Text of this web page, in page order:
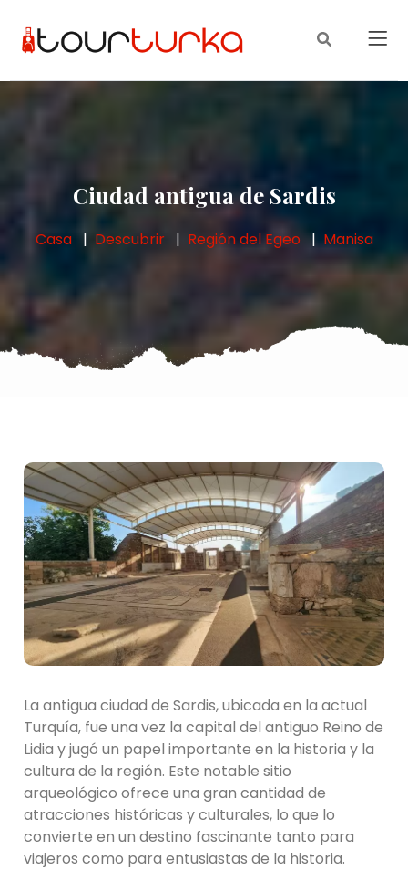
Ciudad antigua de Sardis
Casa Descubrir Región del Egeo Manisa
La antigua ciudad de Sardis, ubicada en la actual
Turquía, fue una vez la capital del antiguo Reino de
Lidia y jugó un papel importante en la historia y la
cultura de la región. Este notable sitio
arqueológico ofrece una gran cantidad de
atracciones históricas y culturales, lo que lo
convierte en un destino fascinante tanto para
viajeros como para entusiastas de la historia.